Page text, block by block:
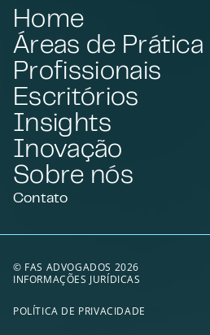
Home
Áreas de Prática
Profissionais
Escritórios
Insights
Inovação
Sobre nós
Contato
© FAS ADVOGADOS 2026
INFORMAÇÕES JURÍDICAS
POLÍTICA DE PRIVACIDADE